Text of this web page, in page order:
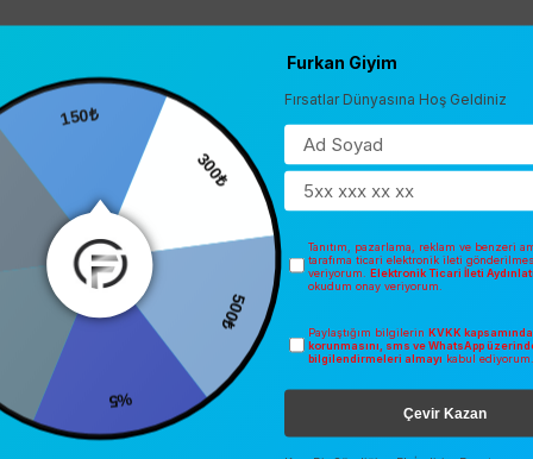
İNDIRIM
ÜCRETSIZ KARGO
150₺
Furkan Giyim
Fırsatlar Dünyasına Hoş Geldiniz
Tanıtım, pazarlama, reklam ve benzeri
tarafıma ticari elektronik ileti
veriyorum. Elektronik Ticari İleti
okudum onay veriyorum.
Paylaştığım bilgilerin KVKK
korunmasını, sms ve WhatsApp
bilgilendirmeleri almayı kabul ediyorum.
Çevir Kazan